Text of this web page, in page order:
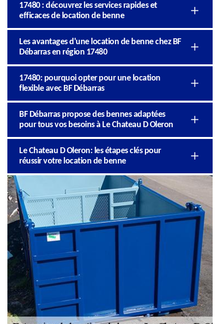
17480 : découvrez les services rapides et
efficaces de location de benne
Les avantages d'une location de benne chez BF
Débarras en région 17480
17480: pourquoi opter pour une location
flexible avec BF Débarras
BF Débarras propose des bennes adaptées
pour tous vos besoins à Le Chateau D Oleron
Le Chateau D Oleron: les étapes clés pour
réussir votre location de benne